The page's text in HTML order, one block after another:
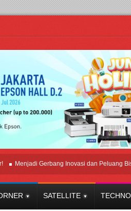
Gerbang Inovasi dan Peluang Bisnis
SATELLITE TECHNO